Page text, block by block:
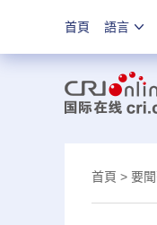
首頁 語言
首頁 > 要